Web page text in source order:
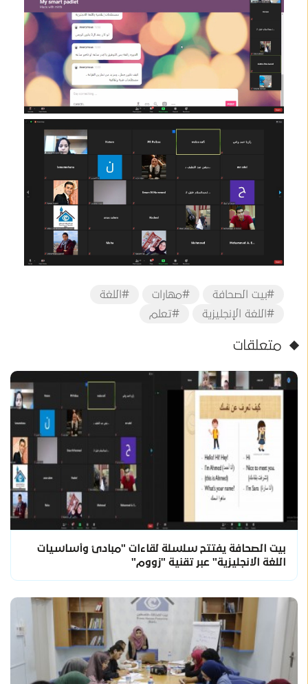
#بيت الصحافة #مهارات
#اللغة
#اللغة الإنجليزية
#تعلم
متعلقات
بيت الصحافة يفتتح سلسلة لقاءات "مبادئ وأساسيات
اللغة الانجليزية" عبر تقنية "زووم"